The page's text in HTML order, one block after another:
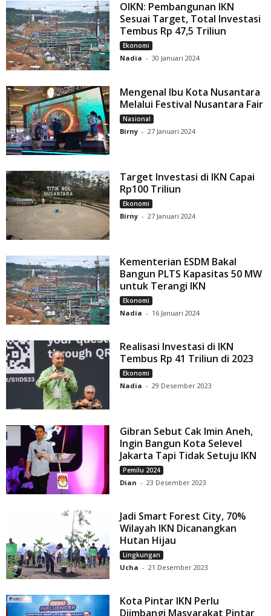
OIKN: Pembangunan IKN
Sesuai Target, Total Investasi
Tembus Rp 47,5 Triliun
Ekonomi
Nadia - 30 Januari 2024
Mengenal Ibu Kota Nusantara
Melalui Festival Nusantara Fair
Nasional
Birny - 27 Januari 2024
Target Investasi di IKN Capai
Rp100 Triliun
Ekonomi
Birny - 27 Januari 2024
Kementerian ESDM Bakal
Bangun PLTS Kapasitas 50 MW
untuk Terangi IKN
Ekonomi
Nadia - 16 Januari 2024
Realisasi Investasi di IKN
Tembus Rp 41 Triliun di 2023
Ekonomi
Nadia - 29 Desember 2023
Gibran Sebut Cak Imin Aneh,
Ingin Bangun Kota Selevel
Jakarta Tapi Tidak Setuju IKN
Pemilu 2024
Dian - 23 Desember 2023
Jadi Smart Forest City, 70%
Wilayah IKN Dicanangkan
Hutan Hijau
Lingkungan
Ucha - 21 Desember 2023
Kota Pintar IKN Perlu
Diimbangi Masyarakat Pintar